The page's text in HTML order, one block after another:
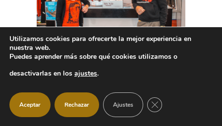
Utilizamos cookies para ofrecerte la mejor experiencia en
nuestra web.
Puedes aprender más sobre qué cookies utilizamos o
desactivarlas en los ajustes.
Aceptar Rechazar Ajustes CERRAR EL